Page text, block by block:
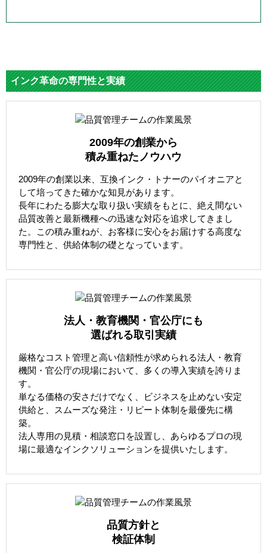
インク革命の専門性と実績
2009年の創業から
積み重ねたノウハウ
2009年の創業以来、互換インク・トナーのパイオニアと
して培ってきた確かな知見があります。
長年にわたる膨大な取り扱い実績をもとに、絶え間ない
品質改善と最新機種への迅速な対応を追求してきまし
た。この積み重ねが、お客様に安心をお届けする高度な
専門性と、供給体制の礎となっています。
法人・教育機関・官公庁にも
選ばれる取引実績
厳格なコスト管理と高い信頼性が求められる法人・教育
機関・官公庁の現場において、多くの導入実績を誇りま
す。
単なる価格の安さだけでなく、ビジネスを止めない安定
供給と、スムーズな発注・リピート体制を最優先に構
築。
法人専用の見積・相談窓口を設置し、あらゆるプロの現
場に最適なインクソリューションを提供いたします。
品質方針と
検証体制